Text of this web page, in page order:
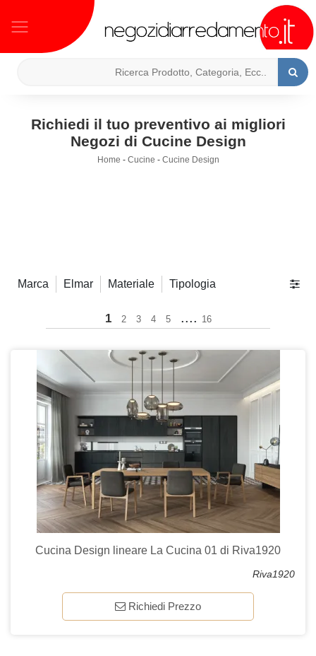
Richiedi il tuo preventivo ai migliori
Negozi di Cucine Design
Home - Cucine - Cucine Design
Marca Elmar Materiale Tipologia
1 2 3 4 5 .... 16
Cucina Design lineare La Cucina 01 di Riva1920
Riva1920
Richiedi Prezzo